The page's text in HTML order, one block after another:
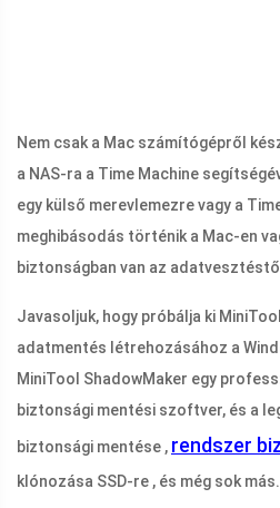
Nem csak a Mac számítógépről
a NAS-ra a Time Machine
egy külső merevlemezre vagy a
meghibásodás történik a Mac-en
biztonságban van az
Javasoljuk, hogy próbálja ki
adatmentés létrehozásához a
MiniTool ShadowMaker egy
biztonsági mentési szoftver, és a
biztonsági mentése , rendszer
klónozása SSD-re , és még sok más.